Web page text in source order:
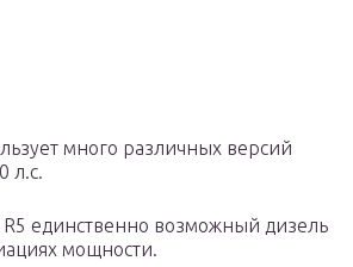
много различных версий
л.с.
R5 единственно возможный дизель
мощности.